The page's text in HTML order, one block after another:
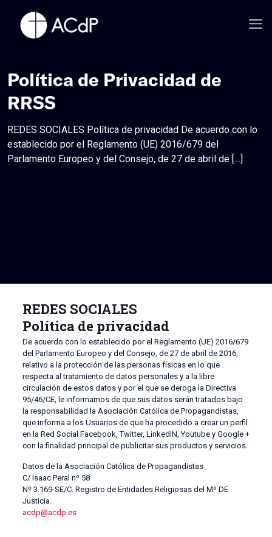
Política de Privacidad de
RRSS
REDES SOCIALES Política de privacidad De acuerdo con lo
establecido por el Reglamento (UE) 2016/679 del
Parlamento Europeo y del Consejo, de 27 de abril de […]
REDES SOCIALES
Política de privacidad
De acuerdo con lo establecido por el Reglamento (UE) 2016/679
del Parlamento Europeo y del Consejo, de 27 de abril de 2016,
relativo a la protección de las personas físicas en lo que
respecta al tratamiento de datos personales y a la libre
circulación de estos datos y por el que se deroga la Directiva
95/46/CE, le informamos de que sus datos serán tratados bajo
la responsabilidad la Asociación Católica de Propagandistas,
que informa a los Usuarios de que ha procedido a crear un perfil
en la Red Social Facebook, Twitter, LinkedIN, Youtube y Google +
con la finalidad principal de publicitar sus productos y servicios.
Datos de la Asociación Católica de Propagandistas
C/ Isaac Peral nº 58
Nº 3.169-SE/C. Registro de Entidades Religiosas del Mº DE
Justicia.
acdp@acdp.es